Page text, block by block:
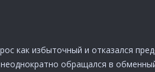
как избыточный и отказался
обращался в